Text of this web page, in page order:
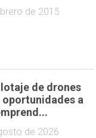
de 2015
de drones
oportunidades a
de 2026